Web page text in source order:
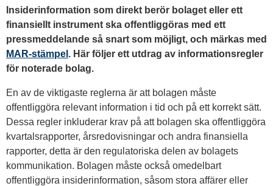
Insiderinformation som direkt berör bolaget eller ett
finansiellt instrument ska offentliggöras med ett
pressmeddelande så snart som möjligt, och märkas med
MAR-stämpel . Här följer ett utdrag av informationsregler
för noterade bolag.
En av de viktigaste reglerna är att bolagen måste
offentliggöra relevant information i tid och på ett korrekt sätt.
Dessa regler inkluderar krav på att bolagen ska offentliggöra
kvartalsrapporter, årsredovisningar och andra finansiella
rapporter, detta är den regulatoriska delen av bolagets
kommunikation. Bolagen måste också omedelbart
offentliggöra insiderinformation, såsom stora affärer eller